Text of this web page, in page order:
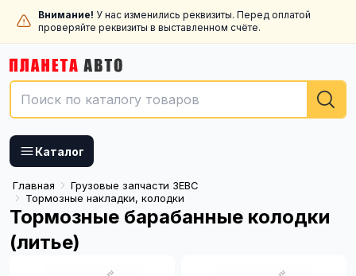
Внимание! У нас изменились реквизиты. Перед оплатой
проверяйте реквизиты в выставленном счёте.
Каталог
Главная
Грузовые запчасти ЗЕВС
Тормозные накладки, колодки
Тормозные барабанные колодки
(литье)